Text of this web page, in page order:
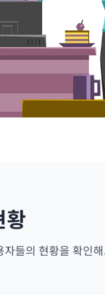
황
들의 현황을 확인